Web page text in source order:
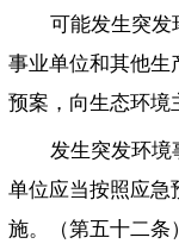
可能发生突发
事业单位和其他生
预案，向生态环境
发生突发环境
单位应当按照应急
施。（第五十二条）